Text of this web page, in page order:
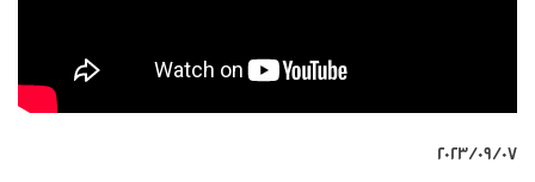
٠٧‏/٠٩‏/٢٠٢٣